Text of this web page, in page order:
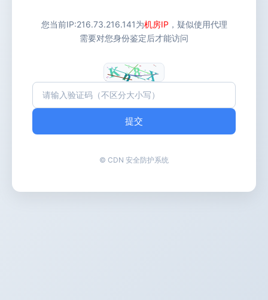
您当前IP:216.73.216.141为机房IP ，疑似使用代理
需要对您身份鉴定后才能访问
提交
© CDN 安全防护系统